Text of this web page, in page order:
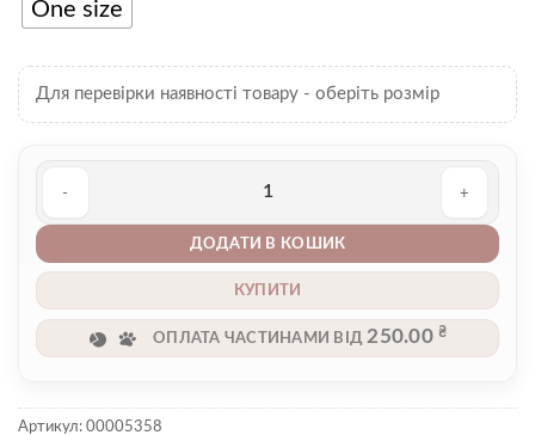
One size
Для перевірки наявності товару - оберіть розмір
ДОДАТИ В КОШИК
КУПИТИ
ОПЛАТА ЧАСТИНАМИ ВІД 250.00₴
Артикул: 00005358